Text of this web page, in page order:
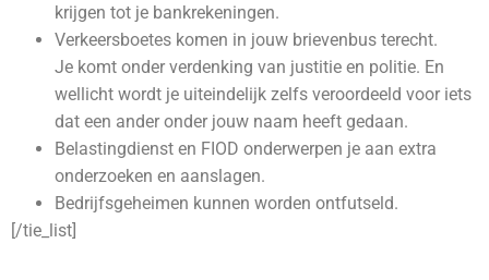
krijgen tot je bankrekeningen.
Verkeersboetes komen in jouw brievenbus terecht.
Je komt onder verdenking van justitie en politie. En
wellicht wordt je uiteindelijk zelfs veroordeeld voor iets
dat een ander onder jouw naam heeft gedaan.
Belastingdienst en FIOD onderwerpen je aan extra
onderzoeken en aanslagen.
Bedrijfsgeheimen kunnen worden ontfutseld.
[/tie_list]